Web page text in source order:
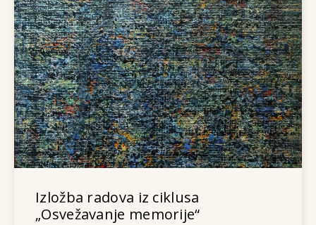
Izložba radova iz ciklusa
„Osvežavanje memorije“